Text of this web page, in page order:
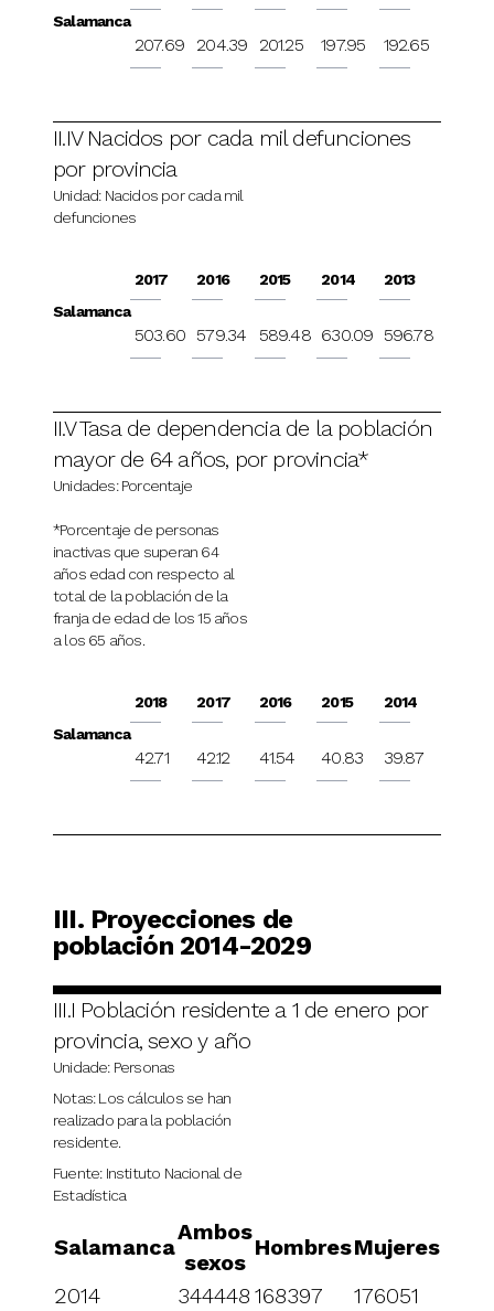
Salamanca
207.69 204.39 201.25 197.95 192.65
II.IV Nacidos por cada mil defunciones
por provincia
Unidad: Nacidos por cada mil
defunciones
Salamanca
2017
503.60
2016
579.34
2015
589.48
2014
630.09
2013
596.78
II.V Tasa de dependencia de la población
mayor de 64 años, por provincia*
Unidades: Porcentaje
*Porcentaje de personas
inactivas que superan 64
años edad con respecto al
total de la población de la
franja de edad de los 15 años
a los 65 años.
Salamanca
2018
42.71
2017
42.12
2016
41.54
2015
40.83
2014
39.87
III. Proyecciones de
población 2014-2029
III.I Población residente a 1 de enero por
provincia, sexo y año
Unidade: Personas
Notas: Los cálculos se han
realizado para la población
residente.
Fuente: Instituto Nacional de
Estadística
Salamanca
Ambos
sexos
HombresMujeres
2014
344448 168397
176051